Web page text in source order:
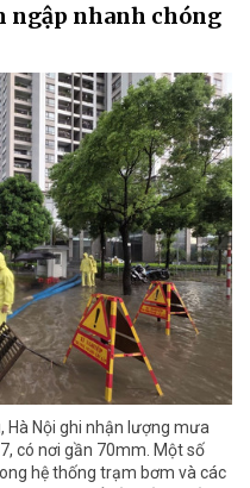
ngập nhanh chóng
Hà Nội ghi nhận lượng mưa
có nơi gần 70mm. Một số
hệ thống trạm bơm và các